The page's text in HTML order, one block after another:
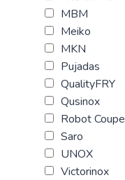
MBM
Meiko
MKN
Pujadas
QualityFRY
Qusinox
Robot Coupe
Saro
UNOX
Victorinox